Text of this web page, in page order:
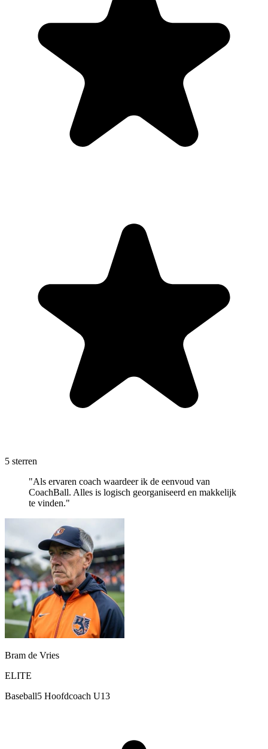
5 sterren
"Als ervaren coach waardeer ik de eenvoud van
CoachBall. Alles is logisch georganiseerd en makkelijk
te vinden."
Bram de Vries
ELITE
Baseball5 Hoofdcoach U13